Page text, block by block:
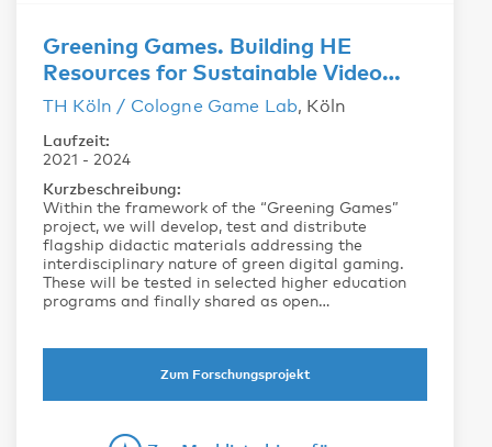
Greening Games. Building HE
Resources for Sustainable Video…
TH Köln / Cologne Game Lab, Köln
Laufzeit:
2021 - 2024
Kurzbeschreibung:
Within the framework of the “Greening Games”
project, we will develop, test and distribute
flagship didactic materials addressing the
interdisciplinary nature of green digital gaming.
These will be tested in selected higher education
programs and finally shared as open…
Zum Forschungsprojekt